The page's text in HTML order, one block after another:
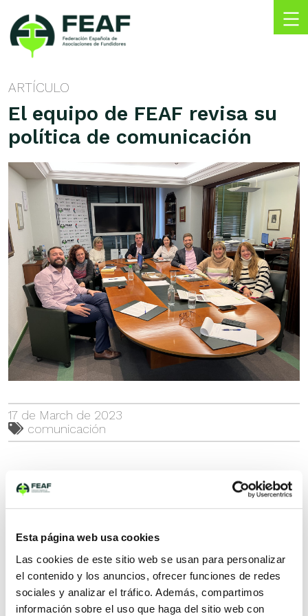
Esta página web usa cookies
Las cookies de este sitio web se usan para personalizar
el contenido y los anuncios, ofrecer funciones de redes
sociales y analizar el tráfico. Además, compartimos
información sobre el uso que haga del sitio web con
content
Española
Asociaciones
de
Fundidores
ARTÍCULO
El equipo de FEAF revisa su
política de comunicación
17 de March de 2023
comunicación
recientemente su política de comunicación
interna y externa, con el fin de comprobar el
objetivos que se recogen en el Plan de
Comunicación, aprobado en la Asamblea
celebrada en 2022.
A lo largo de los últimos meses, FEAF ha ido
poniendo en marcha diferentes instrumentos
como el blog o la newsletter, con el fin de